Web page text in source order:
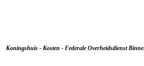
Koningshuis - Kosten - Federale Overheidsdienst